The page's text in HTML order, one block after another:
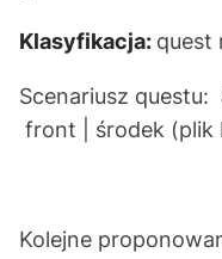
Klasyfikacja: quest
Scenariusz questu:
front
środek (plik
Kolejne